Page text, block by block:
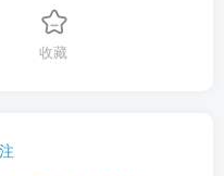
收藏